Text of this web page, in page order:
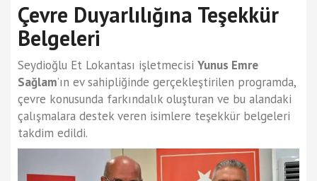
Çevre Duyarlılığına Teşekkür
Belgeleri
Seydioğlu Et Lokantası işletmecisi Yunus Emre
Sağlam’ın ev sahipliğinde gerçekleştirilen programda,
çevre konusunda farkındalık oluşturan ve bu alandaki
çalışmalara destek veren isimlere teşekkür belgeleri
takdim edildi.